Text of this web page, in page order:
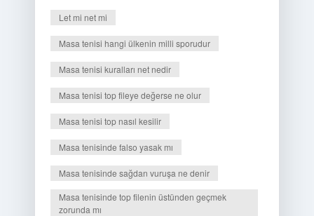
Let mi net mi
Masa tenisi hangi ülkenin milli sporudur
Masa tenisi kuralları net nedir
Masa tenisi top fileye değerse ne olur
Masa tenisi top nasıl kesilir
Masa tenisinde falso yasak mı
Masa tenisinde sağdan vuruşa ne denir
Masa tenisinde top filenin üstünden geçmek
zorunda mı